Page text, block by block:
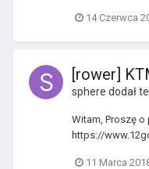
14 Czerwca
[rower]
sphere dodał
Witam, Proszę
https://
11 Marca